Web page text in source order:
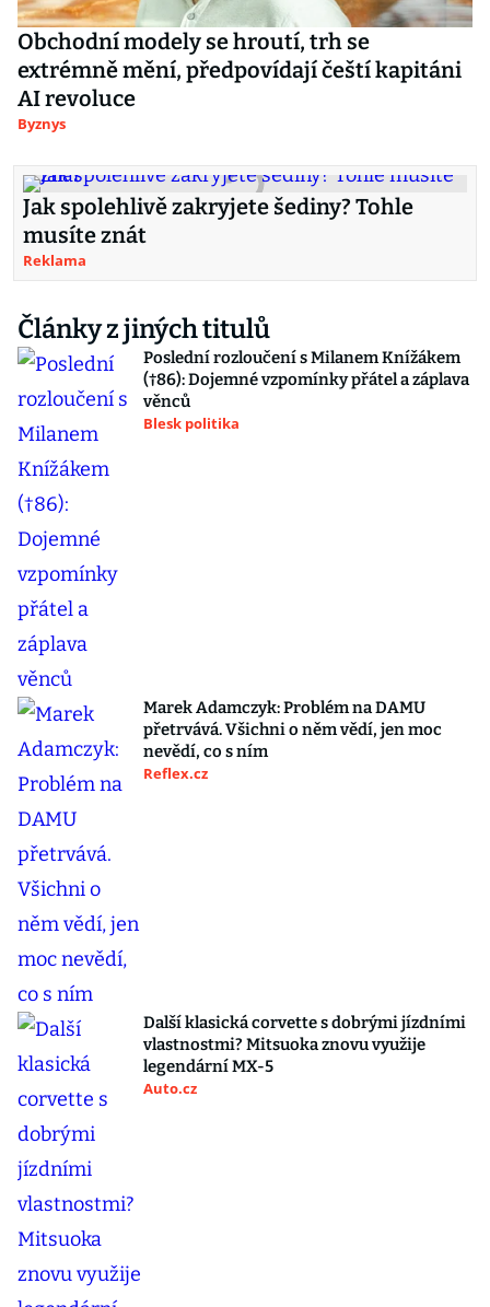
Obchodní modely se hroutí, trh se
extrémně mění, předpovídají čeští kapitáni
AI revoluce
Byznys
Jak spolehlivě zakryjete šediny? Tohle
musíte znát
Reklama
Články z jiných titulů
Poslední rozloučení s Milanem Knížákem
(†86): Dojemné vzpomínky přátel a záplava
věnců
Blesk politika
Marek Adamczyk: Problém na DAMU
přetrvává. Všichni o něm vědí, jen moc
nevědí, co s ním
Reflex.cz
Další klasická corvette s dobrými jízdními
vlastnostmi? Mitsuoka znovu využije
legendární MX-5
Auto.cz